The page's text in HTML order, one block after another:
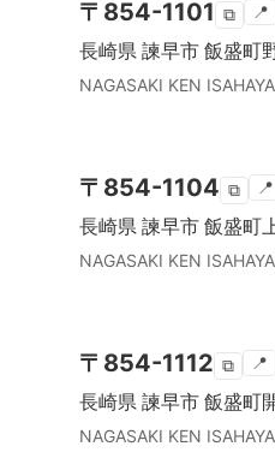
〒 854-1101 ⧉ 📍
長崎県 諫早市 飯盛町
NAGASAKI KEN
〒 854-1104 ⧉ 📍
長崎県 諫早市 飯盛町
NAGASAKI KEN
〒 854-1112 ⧉ 📍
長崎県 諫早市 飯盛町
NAGASAKI KEN